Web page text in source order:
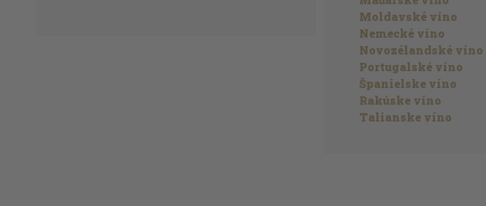
Moldavské víno
Nemecké víno
Novozélandské víno
Portugalské víno
Španielske víno
Rakúske víno
Talianske víno